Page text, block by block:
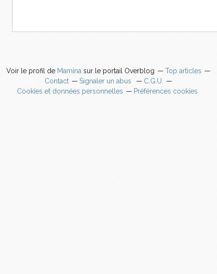
Voir le profil de Mamina sur le portail Overblog
Top articles
Contact
Signaler un abus
C.G.U.
Cookies et données personnelles
Préférences cookies